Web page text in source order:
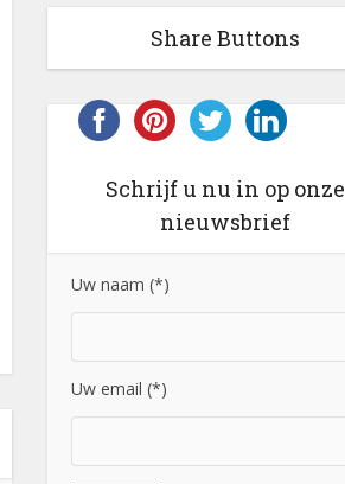
Share Buttons
Schrijf u nu in op onze
nieuwsbrief
Uw naam (*)
Uw email (*)